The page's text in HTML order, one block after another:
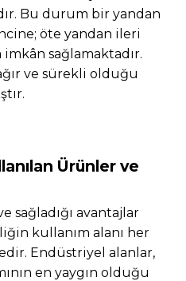
Bu durum bir yandan
öte yandan ileri
imkân sağlamaktadır.
ve sürekli olduğu
Ürünler ve
sağladığı avantajlar
kullanım alanı her
Endüstriyel alanlar,
en yaygın olduğu